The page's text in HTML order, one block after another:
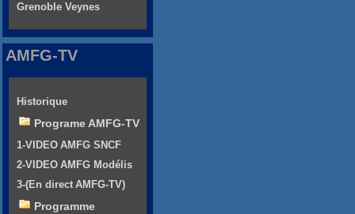
Grenoble Veynes
AMFG-TV
Historique
Programe AMFG-TV
1-VIDEO AMFG SNCF
2-VIDEO AMFG Modélis
3-(En direct AMFG-TV)
Programme